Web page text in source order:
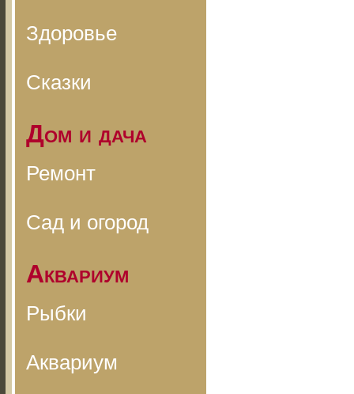
Здоровье
Сказки
Дом и дача
Ремонт
Сад и огород
Аквариум
Рыбки
Аквариум